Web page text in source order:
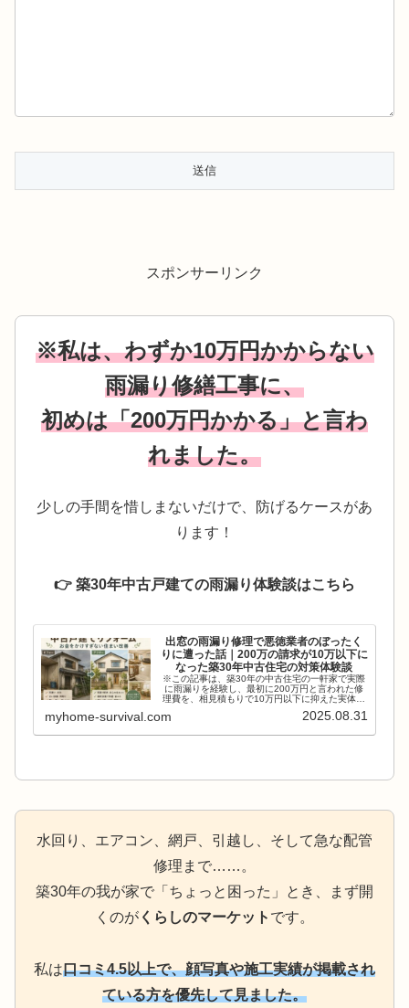
スポンサーリンク
※私は、わずか10万円かからない
雨漏り修繕工事に、
初めは「200万円かかる」と言わ
れました。
少しの手間を惜しまないだけで、防げるケースがあ
ります！
👉 築30年中古戸建ての雨漏り体験談はこちら
出窓の雨漏り修理で悪徳業者のぼったく
りに遭った話｜200万の請求が10万以下に
なった築30年中古住宅の対策体験談
※この記事は、築30年の中古住宅の一軒家で実際
に雨漏りを経験し、最初に200万円と言われた修
理費を、相見積もりで10万円以下に抑えた実体験
て深くは述べませんが、少しの手間を惜しまない
myhome-survival.com 2025.08.31
水回り、エアコン、網戸、引越し、そして急な配管
修理まで……。
築30年の我が家で「ちょっと困った」とき、まず開
くのが くらしのマーケット です。
私は口コミ4.5以上で、顔写真や施工実績が掲載され
ている方を優先して見ました。